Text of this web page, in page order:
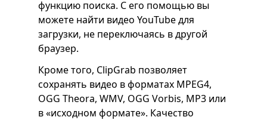
функцию поиска. С его помощью вы
можете найти видео YouTube для
загрузки, не переключаясь в другой
браузер.
Кроме того, ClipGrab позволяет
сохранять видео в форматах MPEG4,
OGG Theora, WMV, OGG Vorbis, MP3 или
в «исходном формате». Качество